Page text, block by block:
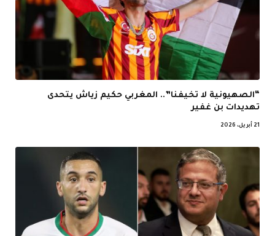
“الصهيونية لا تخيفنا”.. المغربي حكيم زياش يتحدى
تهديدات بن غفير
21 أبريل، 2026